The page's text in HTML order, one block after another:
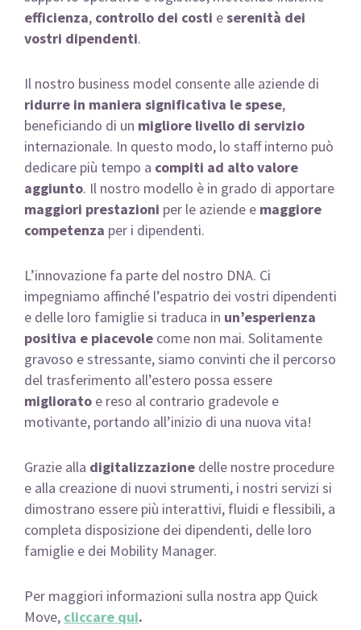
efficienza, controllo dei costi eserenità dei
vostri dipendenti.
Il nostro business model consente alle aziende di
ridurre in maniera significativa le spese,
beneficiando di un migliore livello di servizio
internazionale. In questo modo, lo staff interno può
dedicare più tempo a compiti ad alto valore
aggiunto. Il nostro modello è in grado di apportare
maggiori prestazioni per le aziende e maggiore
competenza per i dipendenti.
L’innovazione fa parte del nostro DNA. Ci
impegniamo affinché l’espatrio dei vostri dipendenti
e delle loro famiglie si traduca in un’esperienza
positiva e piacevole come non mai. Solitamente
gravoso e stressante, siamo convinti che il percorso
del trasferimento all’estero possa essere
migliorato e reso al contrario gradevole e
motivante, portando all’inizio di una nuova vita!
Grazie alla digitalizzazione delle nostre procedure
e alla creazione di nuovi strumenti, i nostri servizi si
dimostrano essere più interattivi, fluidi e flessibili, a
completa disposizione dei dipendenti, delle loro
famiglie e dei Mobility Manager.
Per maggiori informazioni sulla nostra app Quick
Move, cliccare qui.